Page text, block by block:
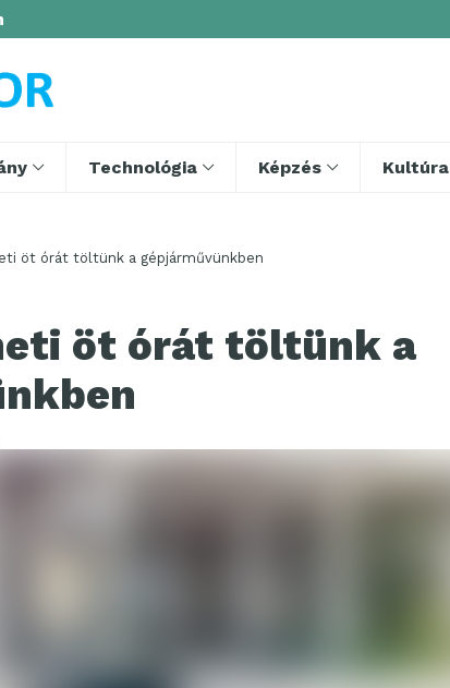
Technológia Képzés Kultúra
öt órát töltünk a gépjárművünkben
öt órát töltünk a